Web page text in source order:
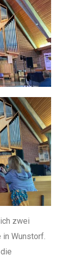
zwei
in Wunstorf.